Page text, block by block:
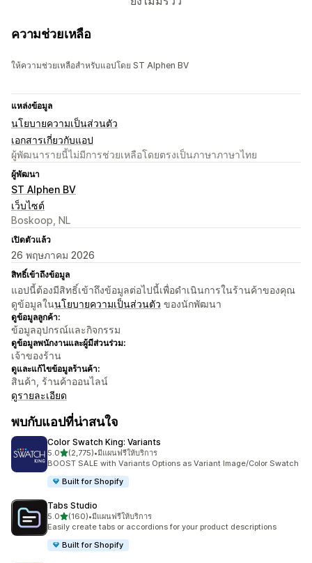
ความช่วยเหลือ
ให้ความช่วยเหลือสำหรับแอปโดย ST Alphen BV
แหล่งข้อมูล
นโยบายความเป็นส่วนตัว
เอกสารเกี่ยวกับแอป
ผู้พัฒนารายนี้ไม่มีการช่วยเหลือโดยตรงเป็นภาษาภาษาไทย
ผู้พัฒนา
ST Alphen BV
เว็บไซต์
Boskoop, NL
เปิดตัวแล้ว
26 พฤษภาคม 2026
สิทธิ์เข้าถึงข้อมูล
แอปนี้ต้องมีสิทธิ์เข้าถึงข้อมูลต่อไปนี้เพื่อดำเนินการในร้านค้าของคุณ
ดูข้อมูลในนโยบายความเป็นส่วนตัว ของนักพัฒนา
ดูข้อมูลลูกค้า:
ข้อมูลอุปกรณ์และกิจกรรม
ดูข้อมูลพนักงานและผู้มีส่วนร่วม:
เจ้าของร้าน
ดูและแก้ไขข้อมูลร้านค้า:
สินค้า, ร้านค้าออนไลน์
ดูรายละเอียด
พบกับแอปที่น่าสนใจ
Color Swatch King: Variants
5.0เต็ม 5 ดาว
(2,775)
ทั้งหมด 2775 รีวิว
•มีแผนฟรีให้บริการ
BOOST SALE with Variants Options as Variant Image/Color Swatch
Built for Shopify
Tabs Studio
5.0เต็ม 5 ดาว
(160)
ทั้งหมด 160 รีวิว
•มีแผนฟรีให้บริการ
Easily create tabs or accordions for your product descriptions
Built for Shopify